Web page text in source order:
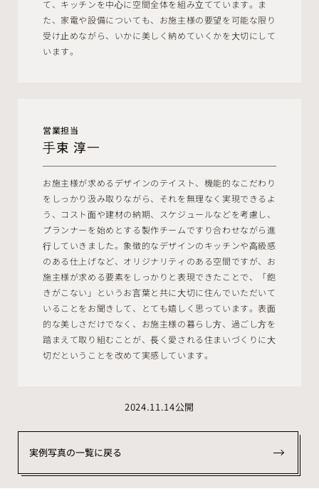
て、キッチンを中⼼に空間全体を組み⽴てています。ま
た、家電や設備についても、お施主様の要望を可能な限り
受け⽌めながら、いかに美しく納めていくかを⼤切にして
います。
営業担当
⼿束 淳⼀
お施主様が求めるデザインのテイスト、機能的なこだわり
をしっかり汲み取りながら、それを無理なく実現できるよ
う、コスト⾯や建材の納期、スケジュールなどを考慮し、
プランナーを始めとする製作チームですり合わせながら進
⾏していきました。象徴的なデザインのキッチンや⾼級感
のある仕上げなど、オリジナリティのある空間ですが、お
施主様が求める要素をしっかりと表現できたことで、「飽
きがこない」というお⾔葉と共に⼤切に住んでいただいて
いることをお聞きして、とても嬉しく思っています。表⾯
的な美しさだけでなく、お施主様の暮らし⽅、過ごし⽅を
踏まえて取り組むことが、⻑く愛される住まいづくりに⼤
切だということを改めて実感しています。
2024.11.14公開
実例写真の一覧に戻る